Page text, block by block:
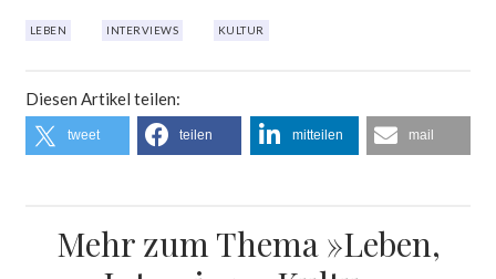
LEBEN INTERVIEWS KULTUR
Diesen Artikel teilen:
tweet teilen mitteilen mail
Mehr zum Thema »Leben,